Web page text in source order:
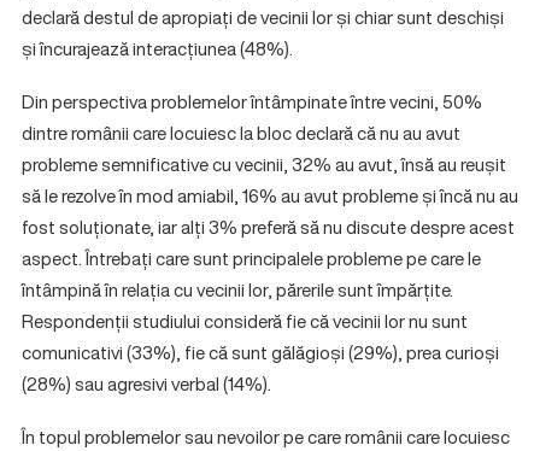
declară destul de apropiați de vecinii lor și chiar sunt deschiși
și încurajează interacțiunea (48%).
Din perspectiva problemelor întâmpinate între vecini, 50%
dintre românii care locuiesc la bloc declară că nu au avut
probleme semnificative cu vecinii, 32% au avut, însă au reușit
să le rezolve în mod amiabil, 16% au avut probleme și încă nu au
fost soluționate, iar alți 3% preferă să nu discute despre acest
aspect. Întrebați care sunt principalele probleme pe care le
întâmpină în relația cu vecinii lor, părerile sunt împărțite.
Respondenții studiului consideră fie că vecinii lor nu sunt
comunicativi (33%), fie că sunt gălăgioși (29%), prea curioși
(28%) sau agresivi verbal (14%).
În topul problemelor sau nevoilor pe care românii care locuiesc